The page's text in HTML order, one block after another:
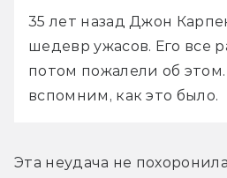
35 лет назад Джон
шедевр ужасов. Его все
потом пожалели об
вспомним, как это было.
Эта неудача не